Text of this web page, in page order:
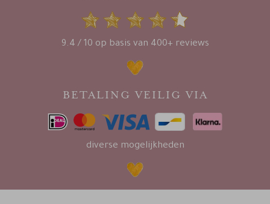
9.4 / 10 op basis van 400+ reviews
BETALING VEILIG VIA
diverse mogelijkheden